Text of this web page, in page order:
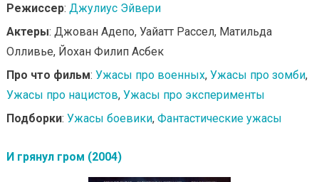
Режиссер: Джулиус Эйвери
Актеры: Джован Адепо, Уайатт Рассел, Матильда
Олливье, Йохан Филип Асбек
Про что фильм: Ужасы про военных, Ужасы про зомби,
Ужасы про нацистов, Ужасы про эксперименты
Подборки: Ужасы боевики, Фантастические ужасы
И грянул гром (2004)